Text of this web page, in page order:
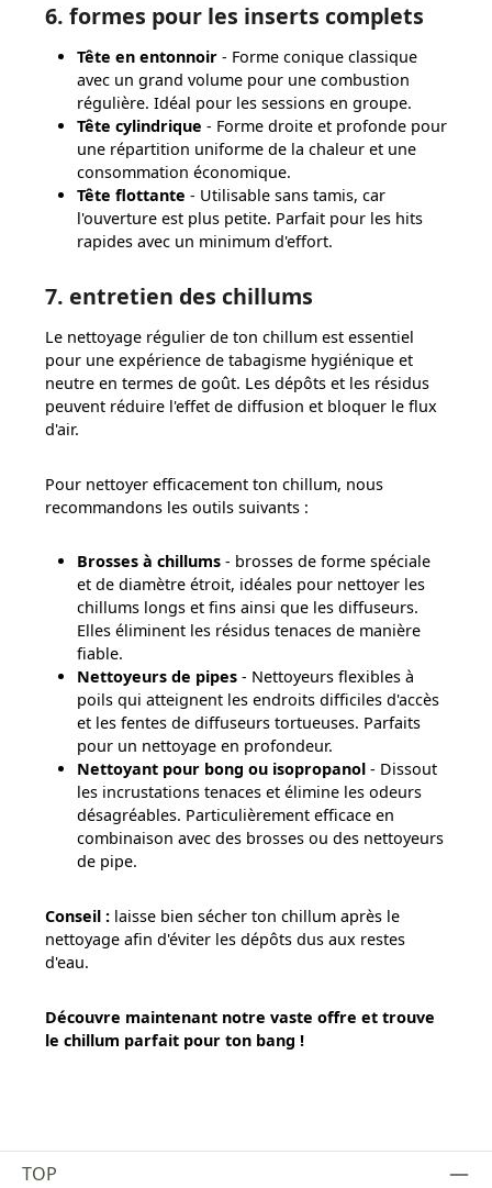
6. formes pour les inserts complets
Tête en entonnoir- Forme conique classique
avec un grand volume pour une combustion
régulière. Idéal pour les sessions en groupe.
Tête cylindrique - Forme droite et profonde pour
une répartition uniforme de la chaleur et une
consommation économique.
Tête flottante - Utilisable sans tamis, car
l'ouverture est plus petite. Parfait pour les hits
rapides avec un minimum d'effort.
7. entretien des chillums
Le nettoyage régulier de ton chillum est essentiel
pour une expérience de tabagisme hygiénique et
neutre en termes de goût. Les dépôts et les résidus
peuvent réduire l'effet de diffusion et bloquer le flux
d'air.
Pour nettoyer efficacement ton chillum, nous
recommandons les outils suivants :
Brosses à chillums- brosses de forme spéciale
et de diamètre étroit, idéales pour nettoyer les
chillums longs et fins ainsi que les diffuseurs.
Elles éliminent les résidus tenaces de manière
fiable.
Nettoyeurs de pipes- Nettoyeurs flexibles à
poils qui atteignent les endroits difficiles d'accès
et les fentes de diffuseurs tortueuses. Parfaits
pour un nettoyage en profondeur.
Nettoyant pour bong ou isopropanol- Dissout
les incrustations tenaces et élimine les odeurs
désagréables. Particulièrement efficace en
combinaison avec des brosses ou des nettoyeurs
de pipe.
Conseil : laisse bien sécher ton chillum après le
nettoyage afin d'éviter les dépôts dus aux restes
d'eau.
Découvre maintenant notre vaste offre et trouve
le chillum parfait pour ton bang !
TOP